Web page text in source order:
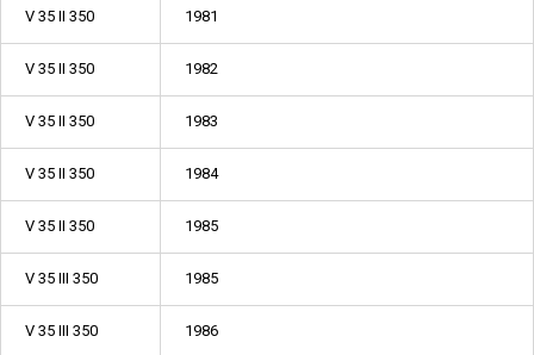
V 35 II 350 1981
V 35 II 350 1982
V 35 II 350 1983
V 35 II 350 1984
V 35 II 350 1985
V 35 III 350 1985
V 35 III 350 1986